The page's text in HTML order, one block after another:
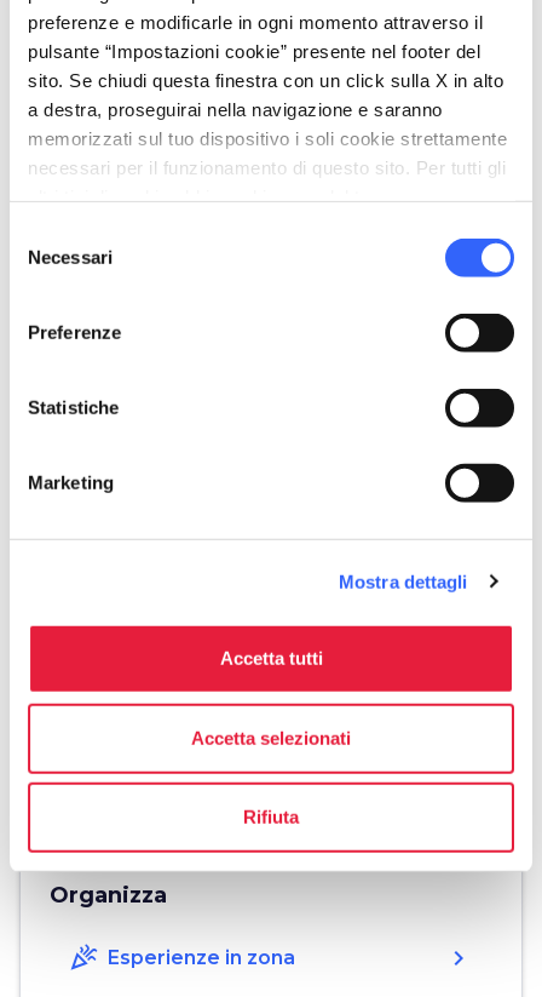
preferenze e modificarle in ogni momento attraverso il
pulsante “Impostazioni cookie” presente nel footer del
sito. Se chiudi questa finestra con un click sulla X in alto
a destra, proseguirai nella navigazione e saranno
memorizzati sul tuo dispositivo i soli cookie strettamente
necessari per il funzionamento di questo sito. Per tutti gli
delNecessari
Preferenze
Statistiche
Marketing
Mostra dettagli
Accetta tutti
Accetta selezionati
Rifiuta
Toscana sostenibile
pets Animali ammessi (Pet friendly)
LOC. SANTA MARIA, 50, San Gimignano,
05777271855 giulia
Organizza
celebration Esperienze in zona chevron_right